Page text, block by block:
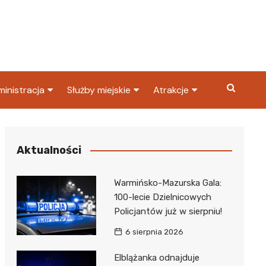
Skarbowy
Służby miejskie
Policja
Atrakcje
Aktualności
Warmińsko-Mazurska Gala:
100-lecie Dzielnicowych
Policjantów już w sierpniu!
6 sierpnia 2026
Elblążanka odnajduje